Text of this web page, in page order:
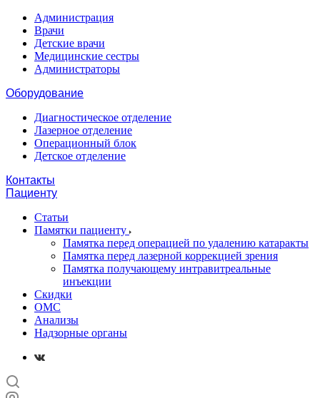
Администрация
Врачи
Детские врачи
Медицинские сестры
Администраторы
Оборудование
Диагностическое отделение
Лазерное отделение
Операционный блок
Детское отделение
Контакты
Пациенту
Статьи
Памятки пациенту
Памятка перед операцией по удалению катаракты
Памятка перед лазерной коррекцией зрения
Памятка получающему интравитреальные
инъекции
Скидки
ОМС
Анализы
Надзорные органы